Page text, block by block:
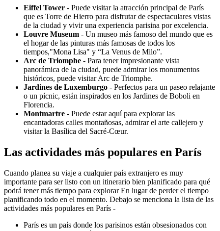
Eiffel Tower - Puede visitar la atracción principal de París
que es Torre de Hierro para disfrutar de espectaculares vistas
de la ciudad y vivir una experiencia parisina por excelencia.
Louvre Museum - Un museo más famoso del mundo que es
el hogar de las pinturas más famosas de todos los
tiempos,"Mona Lisa" y “La Venus de Milo”.
Arc de Triomphe - Para tener impresionante vista
panorámica de la ciudad, puede admirar los monumentos
históricos, puede visitar Arc de Triomphe.
Jardines de Luxemburgo - Perfectos para un paseo relajante
o un pícnic, están inspirados en los Jardines de Boboli en
Florencia.
Montmartre - Puede estar aquí para explorar las
encantadoras calles montañosas, admirar el arte callejero y
visitar la Basílica del Sacré-Cœur.
Las actividades más populares en París
Cuando planea su viaje a cualquier país extranjero es muy
importante para ser listo con un itinerario bien planificado para qué
podrá tener más tiempo para explorar En lugar de perder el tiempo
planificando todo en el momento. Debajo se menciona la lista de las
actividades más populares en París -
París es un país donde los parisinos están obsesionados con